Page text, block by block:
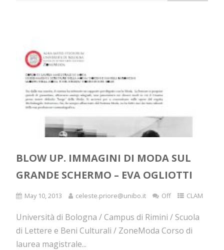
BLOW UP. IMMAGINI DI MODA SUL
GRANDE SCHERMO – EVA OGLIOTTI
May 10, 2013 celeste.priore@unibo.it Off CLAM
Università di Bologna / Campus di Rimini / Scuola
di Lettere e Beni Culturali / ZoneModa Corso di
laurea magistrale...